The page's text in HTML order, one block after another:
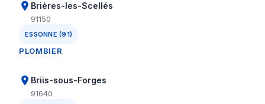
Brières-les-Scellés
91150
ESSONNE (91)
PLOMBIER
Briis-sous-Forges
91640